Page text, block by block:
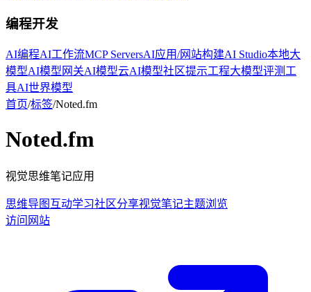
编程开发
AI编程AI工作流MCP ServersAI应用/网站构建AI Studio本地大
模型AI模型网关AI模型云AI模型社区提示工程大模型评测工
具AI世界模型
首页/标签/Noted.fm
Noted.fm
视觉思维笔记应用
思维导图 互动学习社区分享视觉笔记主题浏览
访问网站